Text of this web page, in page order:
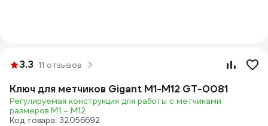
3.3 11 отзывов
Ключ для метчиков Gigant М1-М12 GT-0081
Регулируемая конструкция для работы с метчиками
размеров М1 – М12
Код товара: 32056692